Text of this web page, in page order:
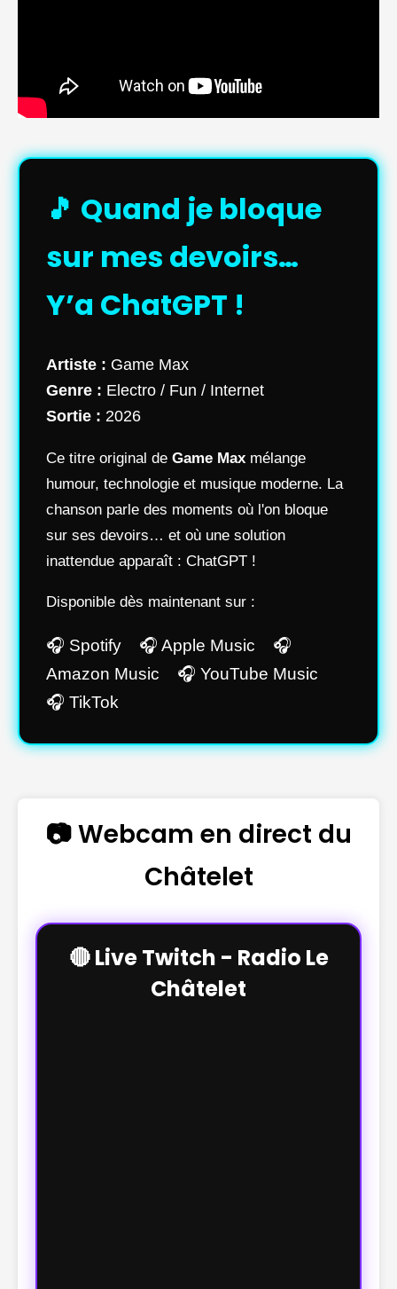
🎵 Quand je bloque
sur mes devoirs…
Y’a ChatGPT !
Artiste : Game Max
Genre : Electro / Fun / Internet
Sortie : 2026
Ce titre original de Game Max mélange
humour, technologie et musique moderne. La
chanson parle des moments où l'on bloque
sur ses devoirs… et où une solution
inattendue apparaît : ChatGPT !
Disponible dès maintenant sur :
🎧 Spotify 🎧 Apple Music 🎧
Amazon Music 🎧 YouTube Music
🎧 TikTok
📷 Webcam en direct du
Châtelet
🔴 Live Twitch - Radio Le
Châtelet